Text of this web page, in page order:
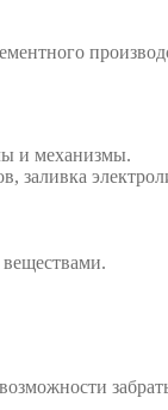
и механизмы.
заливка